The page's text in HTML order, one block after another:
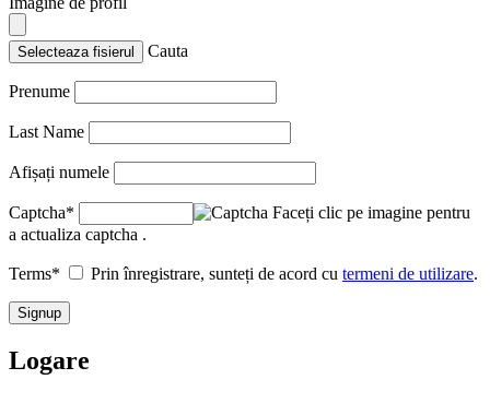
Selecteaza fisierul Cauta
Prenume
Last Name
Afișați numele
Captcha*
Faceți clic pe imagine pentru
a actualiza captcha .
Terms* Prin înregistrare, sunteți de acord cu termeni de utilizare.
Logare